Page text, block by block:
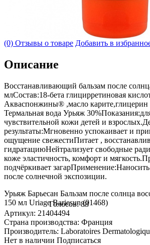
(0) Отзывы о товаре Добавить в
Описание
Восстанавливающий бальзам после
млСостав:18-бета глицирретиновая
Акваспонжины® ,масло
Термальная вода Урьяж
чувствительной кожи детей и
результаты:Мгновенно успокаивает и
ощущение свежестиПитает ,
гидратациюНейтрализует свободные
коже эластичность, комфорт и
подчёркивает
после солнечной экспозиции.
Урьяж Барьесан Бальзам после солнца
150 мл Uriage Bariesun (01468)
Голосов: 88
Артикул: 21404494
Страна производства: Франция
Производитель: Laboratoires
Нет в наличии Подписаться